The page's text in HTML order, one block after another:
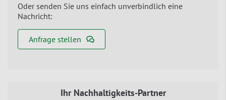
Oder senden Sie uns einfach unverbindlich eine
Nachricht:
Anfrage stellen
Ihr Nachhaltigkeits-Partner